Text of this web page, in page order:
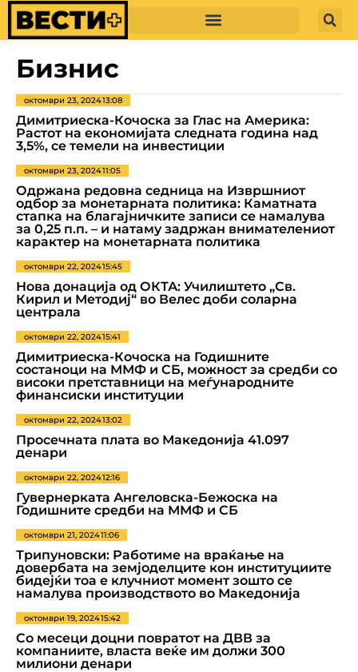
Бизнис
октомври 23, 202413:08
Димитриеска-Кочоска за Глас на Америка:
Растот на економијата следната година над
3,5%, се темели на инвестиции
октомври 23, 202411:05
Одржана редовна седница на Извршниот
одбор за монетарната политика: Каматната
стапка на благајничките записи се намалува
за 0,25 п.п. – и натаму задржан внимателениот
карактер на монетарната политика
октомври 22, 202415:45
Нова донација од ОКТА: Училиштето „Св.
Кирил и Методиј“ во Велес доби соларна
централа
октомври 22, 202415:41
Димитриеска-Кочоска на Годишните
состаноци на ММФ и СБ, можност за средби со
високи претставници на меѓународните
финансиски институции
октомври 22, 202413:02
Просечната плата во Македонија 41.097
денари
октомври 22, 202412:16
Гувернерката Ангеловска-Бежоска на
Годишните средби на ММФ и СБ
октомври 21, 202411:06
Трипуновски: Работиме на враќање на
довербата на земјоделците кон институциите
бидејќи тоа е клучниот момент зошто се
намалува производството во Македонија
октомври 19, 202415:42
Со месеци доцни повратот на ДВВ за
компаниите, власта веќе им должи 300
милиони денари